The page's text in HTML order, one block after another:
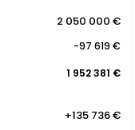
2 050 000 €
-97 619 €
1 952 381 €
+135 736 €